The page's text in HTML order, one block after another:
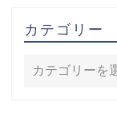
カテゴリー